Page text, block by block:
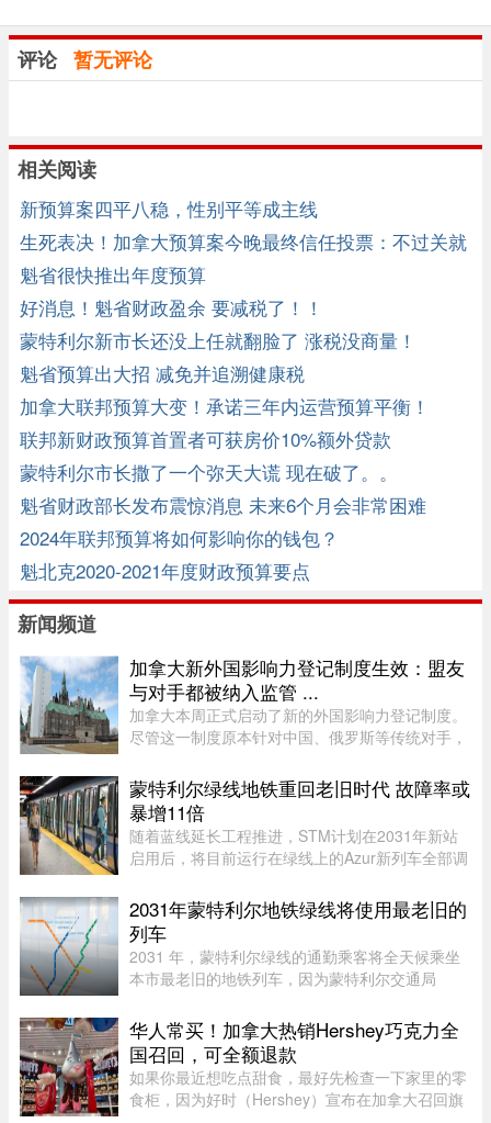
评论 暂无评论
相关阅读
新预算案四平八稳，性别平等成主线
生死表决！加拿大预算案今晚最终信任投票：不过关就
倒台大选 ...
魁省很快推出年度预算
好消息！魁省财政盈余 要减税了！！
蒙特利尔新市长还没上任就翻脸了 涨税没商量！
魁省预算出大招 减免并追溯健康税
加拿大联邦预算大变！承诺三年内运营预算平衡！
联邦新财政预算首置者可获房价10%额外贷款
蒙特利尔市长撒了一个弥天大谎 现在破了。。
魁省财政部长发布震惊消息 未来6个月会非常困难
2024年联邦预算将如何影响你的钱包？
魁北克2020-2021年度财政预算要点
新闻频道
加拿大新外国影响力登记制度生效：盟友
与对手都被纳入监管 ...
加拿大本周正式启动了新的外国影响力登记制度。
尽管这一制度原本针对中国、俄罗斯等传统对手，
管。该制度在立法通过两年后启动实施，旨在通过
要求相关活动公开申报、设 ...
蒙特利尔绿线地铁重回老旧时代 故障率或
暴增11倍
随着蓝线延长工程推进，STM计划在2031年新站
启用后，将目前运行在绿线上的Azur新列车全部调
客流量最高的绿线可能几乎全部由服役多年的MR-
73老旧列车运营。Projet Montr ...
2031年蒙特利尔地铁绿线将使用最老旧的
列车
2031 年，蒙特利尔绿线的通勤乘客将全天候乘坐
本市最老旧的地铁列车，因为蒙特利尔交通局
六年后，当蓝线延长线通车时，STM 将把现代化
的 Azur 列车从绿线调往蓝线。作为 ...
华人常买！加拿大热销Hershey巧克力全
国召回，可全额退款
如果你最近想吃点甜食，最好先检查一下家里的零
食柜，因为好时（Hershey）宣布在加拿大召回旗